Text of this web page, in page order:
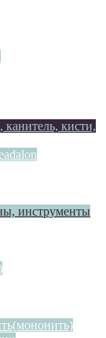
кисти,
инструменты